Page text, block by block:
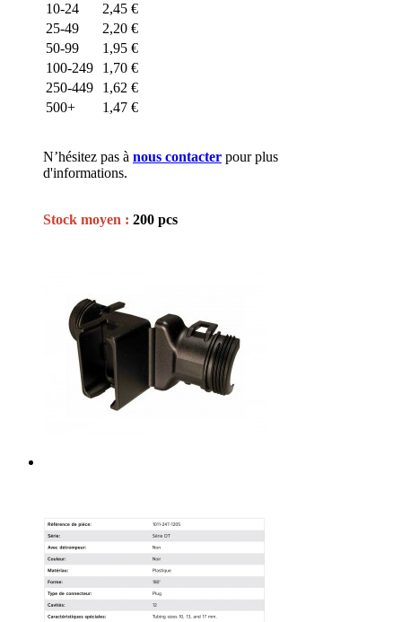
10-24
2,45 €
25-49
2,20 €
50-99
1,95 €
100-249
1,70 €
250-449
1,62 €
500+
1,47 €
N’hésitez pas à nous contacter pour plus
d'informations.
Stock moyen : 200 pcs